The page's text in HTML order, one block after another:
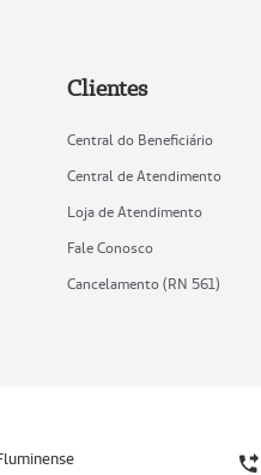
Clientes
Central do Beneficiário
Central de Atendimento
Loja de Atendimento
Fale Conosco
Cancelamento (RN 561)